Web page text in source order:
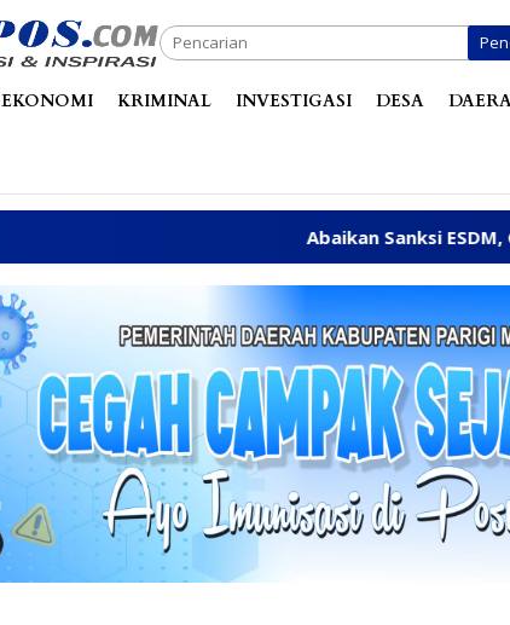
EKONOMI KRIMINAL INVESTIGASI DESA
Abaikan Sanksi ESDM, Galian C di